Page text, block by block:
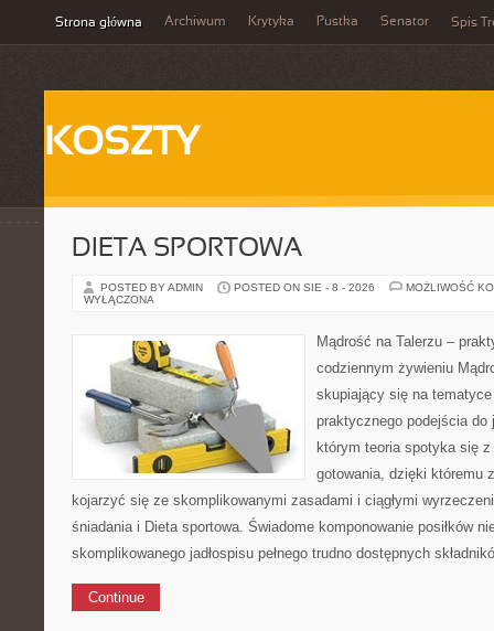
Strona główna Archiwum Krytyka Pustka Senator Spis
KOSZTY
DIETA SPORTOWA
POSTED BY ADMIN POSTED ON SIE - 8 - 2026
MOŻLIWOŚĆ
WYŁĄCZONA
Mądrość na Talerzu –
codziennym żywieniu
skupiający się na
praktycznego podejścia do
którym teoria spotyka się
gotowania, dzięki któremu
kojarzyć się ze skomplikowanymi zasadami i ciągłymi
śniadania i Dieta sportowa. Świadome komponowanie posiłków
skomplikowanego jadłospisu pełnego trudno dostępnych
Continue